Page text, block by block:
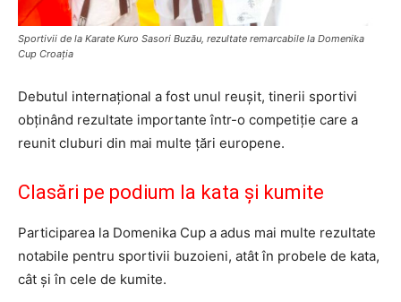
Sportivii de la Karate Kuro Sasori Buzău, rezultate remarcabile la Domenika
Cup Croația
Debutul internațional a fost unul reușit, tinerii sportivi
obținând rezultate importante într-o competiție care a
reunit cluburi din mai multe țări europene.
Clasări pe podium la kata și kumite
Participarea la Domenika Cup a adus mai multe rezultate
notabile pentru sportivii buzoieni, atât în probele de kata,
cât și în cele de kumite.